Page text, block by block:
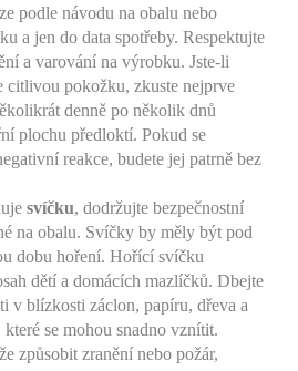
podle návodu na obalu nebo
a jen do data spotřeby. Respektujte
a varování na výrobku. Jste-li
citlivou pokožku, zkuste nejprve
denně po několik dnů
plochu předloktí. Pokud se
reakce, budete jej patrně bez
svíčku, dodržujte bezpečnostní
na obalu. Svíčky by měly být pod
dobu hoření. Hořící svíčku
dětí a domácích mazlíčků. Dbejte
v blízkosti záclon, papíru, dřeva a
se mohou snadno vznítit.
způsobit zranění nebo požár,